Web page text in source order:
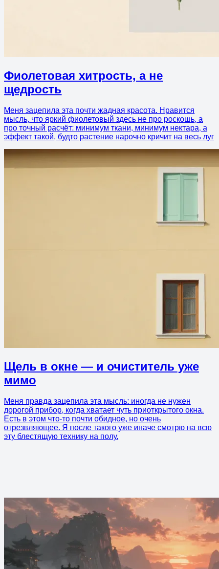
Фиолетовая хитрость, а не
щедрость
Меня зацепила эта почти жадная красота. Нравится
мысль, что яркий фиолетовый здесь не про роскошь, а
про точный расчёт: минимум ткани, минимум нектара, а
эффект такой, будто растение нарочно кричит на весь луг
Щель в окне — и очиститель уже
мимо
Меня правда зацепила эта мысль: иногда не нужен
дорогой прибор, когда хватает чуть приоткрытого окна.
Есть в этом что-то почти обидное, но очень
отрезвляющее. Я после такого уже иначе смотрю на всю
эту блестящую технику на полу.